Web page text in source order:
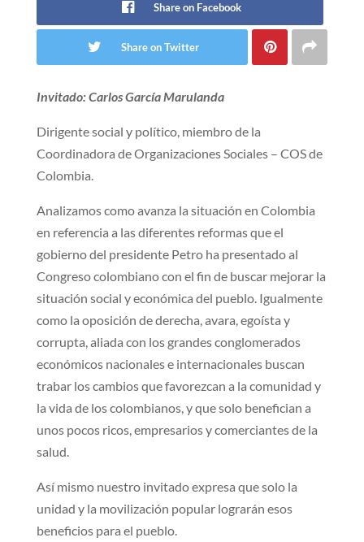
Share on Facebook
Share on Twitter
Invitado: Carlos García Marulanda
Dirigente social y político, miembro de la
Coordinadora de Organizaciones Sociales – COS de
Colombia.
Analizamos como avanza la situación en Colombia
en referencia a las diferentes reformas que el
gobierno del presidente Petro ha presentado al
Congreso colombiano con el fin de buscar mejorar la
situación social y económica del pueblo. Igualmente
como la oposición de derecha, avara, egoísta y
corrupta, aliada con los grandes conglomerados
económicos nacionales e internacionales buscan
trabar los cambios que favorezcan a la comunidad y
la vida de los colombianos, y que solo benefician a
unos pocos ricos, empresarios y comerciantes de la
salud.
Así mismo nuestro invitado expresa que solo la
unidad y la movilización popular lograrán esos
beneficios para el pueblo.